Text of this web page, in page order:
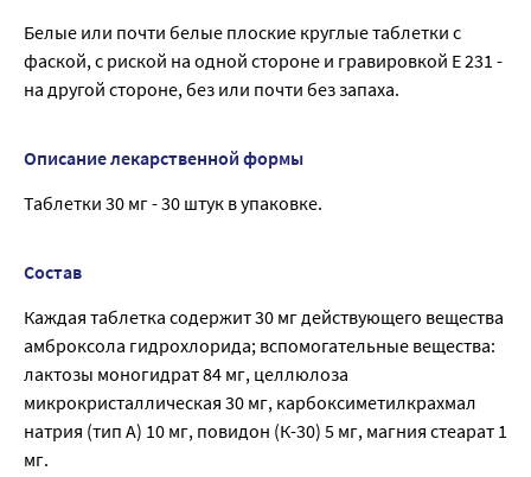
Белые или почти белые плоские круглые таблетки с
фаской, с риской на одной стороне и гравировкой Е 231 -
на другой стороне, без или почти без запаха.
Описание лекарственной формы
Таблетки 30 мг - 30 штук в упаковке.
Состав
Каждая таблетка содержит 30 мг действующего вещества
амброксола гидрохлорида; вспомогательные вещества:
лактозы моногидрат 84 мг, целлюлоза
микрокристаллическая 30 мг, карбоксиметилкрахмал
натрия (тип А) 10 мг, повидон (К-30) 5 мг, магния стеарат 1
мг.